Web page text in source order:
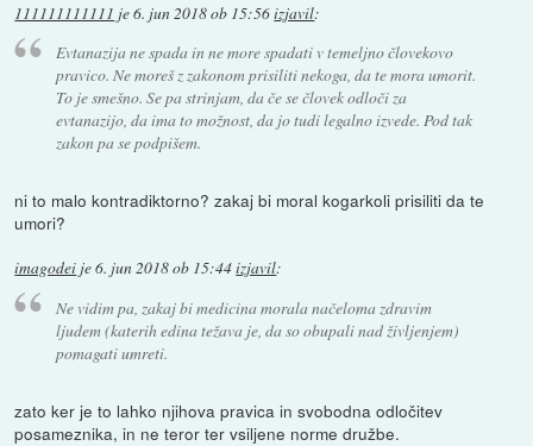
111111111111 je6. jun 2018 ob 15:56izjavil:
Evtanazija ne spada in ne more spadati v temeljno človekovo
pravico. Ne moreš z zakonom prisiliti nekoga, da te mora umorit.
To je smešno. Se pa strinjam, da če se človek odloči za
evtanazijo, da ima to možnost, da jo tudi legalno izvede. Pod tak
zakon pa se podpišem.
ni to malo kontradiktorno? zakaj bi moral kogarkoli prisiliti da te
umori?
imagodei je6. jun 2018 ob 15:44izjavil:
Ne vidim pa, zakaj bi medicina morala načeloma zdravim
ljudem (katerih edina težava je, da so obupali nad življenjem)
pomagati umreti.
zato ker je to lahko njihova pravica in svobodna odločitev
posameznika, in ne teror ter vsiljene norme družbe.